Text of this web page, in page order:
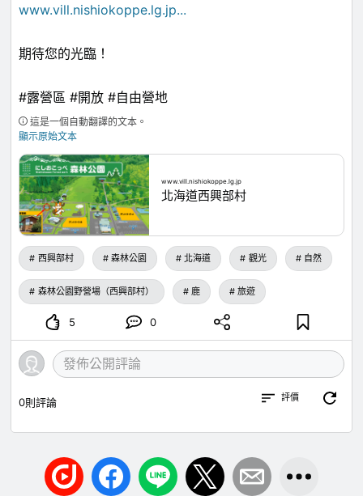
www.vill.nishiokoppe.lg.jp...
期待您的光臨！
#露營區 #開放 #自由營地
這是一個自動翻譯的文本。
顯示原始文本
www.vill.nishiokoppe.lg.jp
北海道西興部村
西興部村 森林公園 北海道 觀光 自然
森林公園野營場（西興部村） 鹿 旅遊
5 0
0則評論 評價